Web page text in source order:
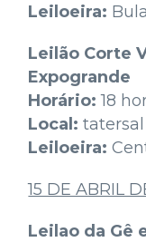
Leiloeira:
Leilão Corte
Expogrande
Horário: 18
Local:
Leiloeira:
15 DE ABRIL
Leilao da Gê